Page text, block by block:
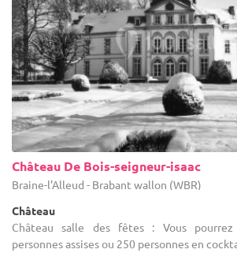
Château De Bois-seigneur-isaac
Braine-l'Alleud - Brabant wallon (WBR)
Château
Château salle des fêtes : Vous
personnes assises ou 250 personnes en